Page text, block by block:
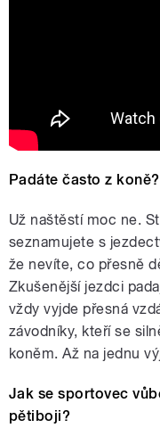
Padáte často z koně?
Už naštěstí moc ne.
seznamujete s
že nevíte, co přesně
Zkušenější jezdci
vždy vyjde přesná
závodníky, kteří se
koněm. Až na jednu
Jak se sportovec
pětiboji?